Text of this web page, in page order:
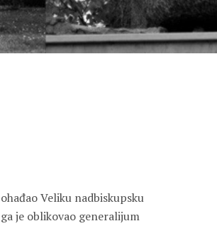
Veliku nadbiskupsku
je oblikovao generalijum